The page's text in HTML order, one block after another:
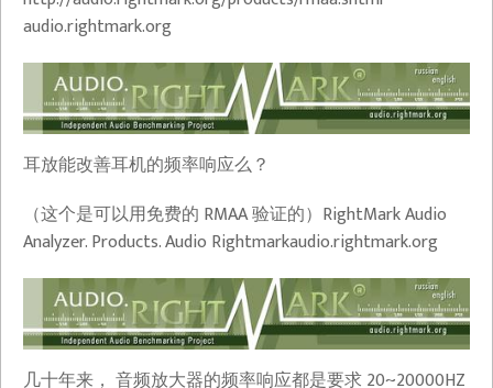
audio.rightmark.org
耳放能改善耳机的频率响应么？
（这个是可以用免费的 RMAA 验证的）RightMark Audio
Analyzer. Products. Audio Rightmark​audio.rightmark.org
几十年来， 音频放大器的频率响应都是要求 20~20000HZ